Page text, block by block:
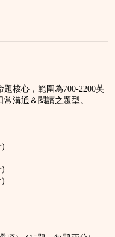
核心，範圍為700-2200英
溝通＆閱讀之題型。
)
)
)